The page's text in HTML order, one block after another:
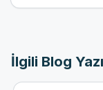
İlgili Blog